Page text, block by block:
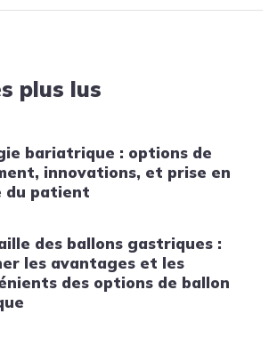
plus lus
bariatrique : options de
innovations, et prise en
du patient
des ballons gastriques :
les avantages et les
des options de ballon